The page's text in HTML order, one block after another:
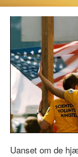
Uanset om de